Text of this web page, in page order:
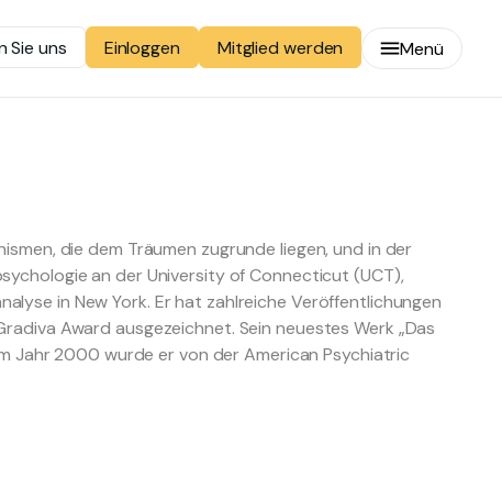
Sie uns Einloggen Mitglied werden Menü
die dem Träumen zugrunde liegen, und in der
an der University of Connecticut (UCT),
in New York. Er hat zahlreiche Veröffentlichungen
Award ausgezeichnet. Sein neuestes Werk „Das
Jahr 2000 wurde er von der American Psychiatric